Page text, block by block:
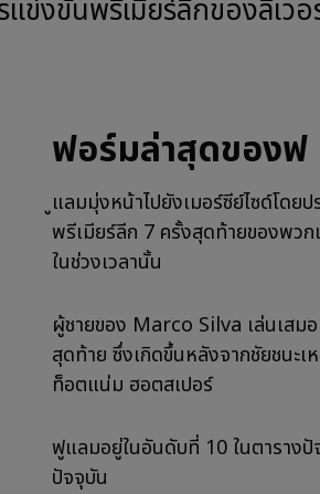
ฟอร์มล่าสุดของฟ
แลมมุ่งหน้าไปยังเมอร์ซีย์ไซด์โดย
พรีเมียร์ลีก 7 ครั้งสุดท้ายของพวก
ในช่วงเวลานั้น
ผู้ชายของ Marco Silva เล่นเสม
สุดท้าย ซึ่งเกิดขึ้นหลังจากชัยชนะ
ท็อตแน่ม ฮอตสเปอร์
ฟูแลมอยู่ในอันดับที่ 10 ในตาราง
ปัจจุบัน